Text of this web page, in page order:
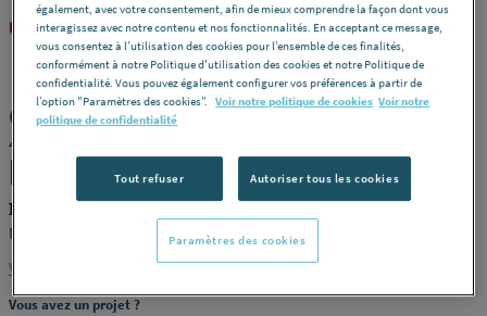
POUJOULAT REF : 2276F
CHAPEAU PARE PLUIE 0-180 SLCD
45180178/9999 POUJOULAT
[45180178/9999]
POUJOULAT 45180178/9999
POUJOULAT [45180178/9999]
Voir la description complète
Vous avez un projet ?
également, avec votre consentement, afin de mieux comprendre la façon dont vous
interagissez avec notre contenu et nos fonctionnalités. En acceptant ce message,
vous consentez à l’utilisation des cookies pour l’ensemble de ces finalités,
conformément à notre Politique d'utilisation des cookies et notre Politique de
confidentialité. Vous pouvez également configurer vos préférences à partir de
l’option "Paramètres des cookies”. Voir notre politique de cookies Voir notre
politique de confidentialité
Tout refuser Autoriser tous les cookies
Paramètres des cookies